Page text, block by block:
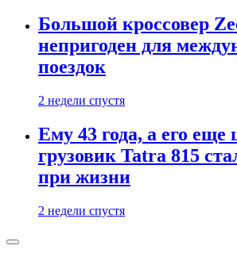
Большой кроссовер
непригоден для
поездок
2 недели спустя
Ему 43 года, а его еще
грузовик Tatra 815
при жизни
2 недели спустя